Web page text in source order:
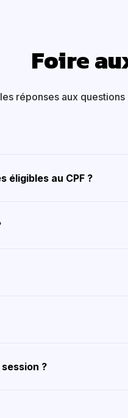
Foire
réponses aux
éligibles au CPF ?
?